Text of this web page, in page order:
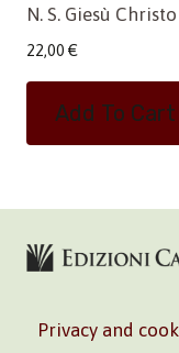
N. S. Giesù Christo
22,00 €
Add To Cart
Privacy and